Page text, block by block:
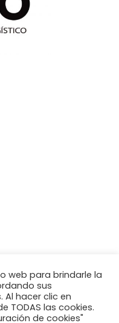
reservados a
web para brindarle la
sus
Al hacer clic en
TODAS las cookies.
de cookies"